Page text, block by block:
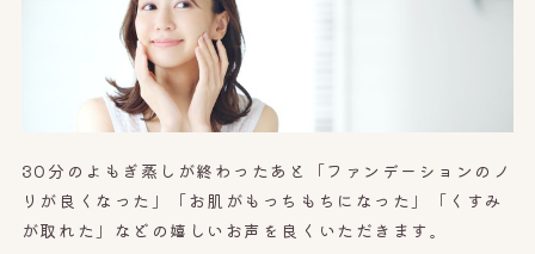
30分のよもぎ蒸しが終わったあと「ファンデーションのノ
リが良くなった」「お肌がもっちもちになった」「くすみ
が取れた」などの嬉しいお声を良くいただきます。